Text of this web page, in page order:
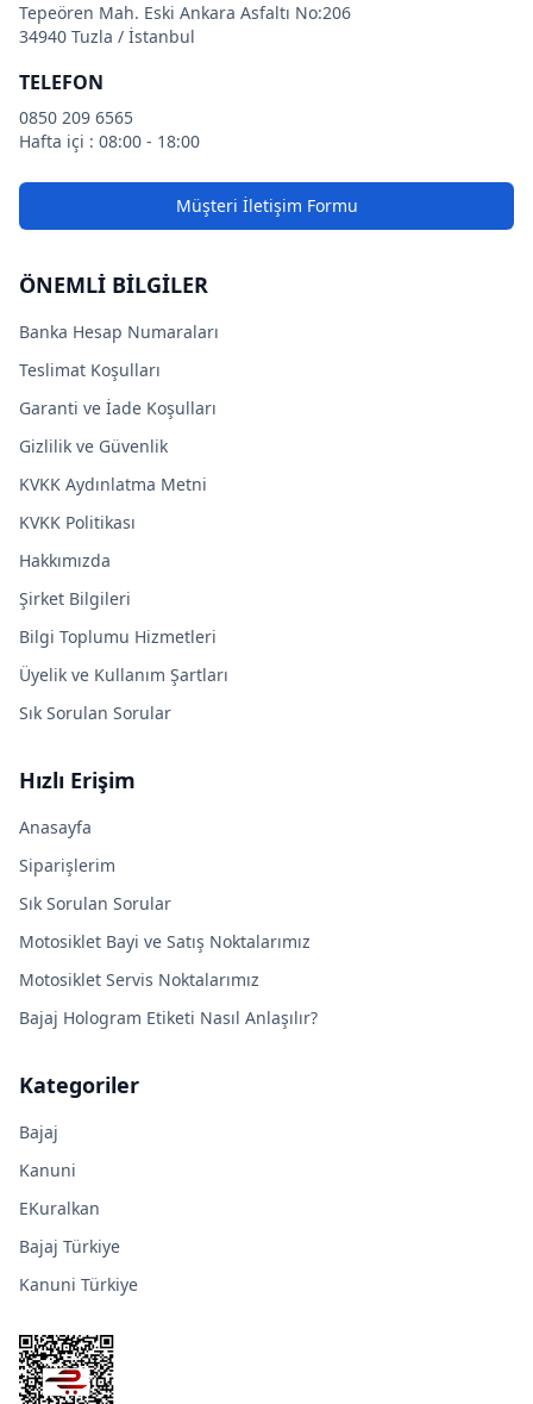
Tepeören Mah. Eski Ankara Asfaltı No:206
34940 Tuzla / İstanbul
TELEFON
0850 209 6565
Hafta içi : 08:00 - 18:00
Müşteri İletişim Formu
ÖNEMLİ BİLGİLER
Banka Hesap Numaraları
Teslimat Koşulları
Garanti ve İade Koşulları
Gizlilik ve Güvenlik
KVKK Aydınlatma Metni
KVKK Politikası
Hakkımızda
Şirket Bilgileri
Bilgi Toplumu Hizmetleri
Üyelik ve Kullanım Şartları
Sık Sorulan Sorular
Hızlı Erişim
Anasayfa
Siparişlerim
Sık Sorulan Sorular
Motosiklet Bayi ve Satış Noktalarımız
Motosiklet Servis Noktalarımız
Bajaj Hologram Etiketi Nasıl Anlaşılır?
Kategoriler
Bajaj
Kanuni
EKuralkan
Bajaj Türkiye
Kanuni Türkiye